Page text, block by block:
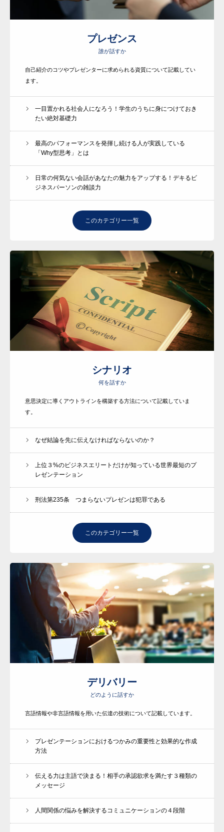
プレゼンス
誰が話すか
自己紹介のコツやプレゼンターに求められる資質について記載してい
ます。
一目置かれる社会人になろう！学生のうちに身につけておき
たい絶対基礎力
最高のパフォーマンスを発揮し続ける人が実践している
「Why型思考」とは
日常の何気ない会話があなたの魅力をアップする！デキるビ
ジネスパーソンの雑談力
このカテゴリー一覧
シナリオ
何を話すか
意思決定に導くアウトラインを構築する方法について記載していま
す。
なぜ結論を先に伝えなければならないのか？
上位３%のビジネスエリートだけが知っている世界最短のプ
レゼンテーション
刑法第235条 つまらないプレゼンは犯罪である
このカテゴリー一覧
デリバリー
どのように話すか
言語情報や非言語情報を用いた伝達の技術について記載しています。
プレゼンテーションにおけるつかみの重要性と効果的な作成
方法
伝える力は主語で決まる！相手の承認欲求を満たす３種類の
メッセージ
人間関係の悩みを解決するコミュニケーションの４段階